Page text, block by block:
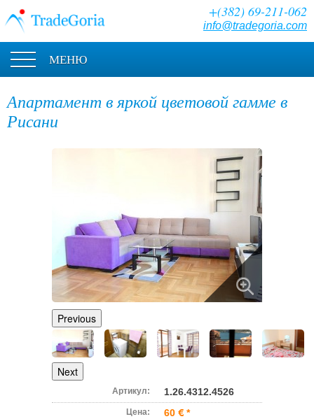
+(382) 69-211-062
info@tradegoria.com
МЕНЮ
Апартамент в яркой цветовой гамме в
Рисани
Previous
Next
Артикул: 1.26.4312.4526
Цена: 60 *